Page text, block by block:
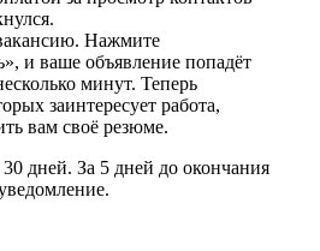
Нажмите
и ваше объявление попадёт
минут. Теперь
заинтересует работа,
вам своё резюме.
дней. За 5 дней до окончания